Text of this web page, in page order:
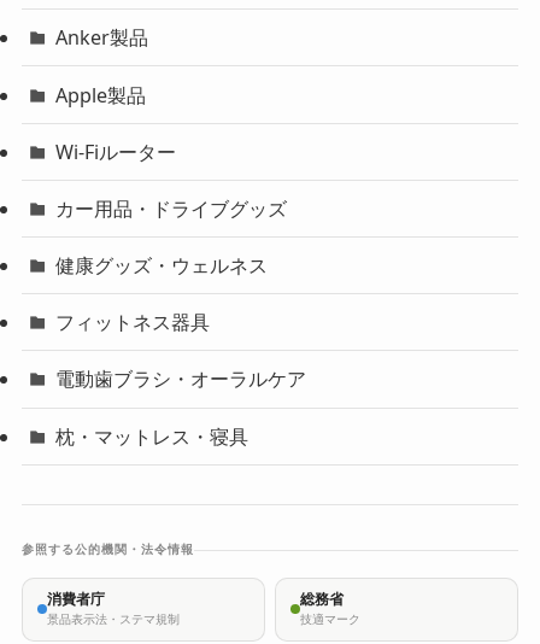
Anker製品
Apple製品
Wi-Fiルーター
カー用品・ドライブグッズ
健康グッズ・ウェルネス
フィットネス器具
電動歯ブラシ・オーラルケア
枕・マットレス・寝具
参照する公的機関・法令情報
消費者庁
景品表示法・ステマ規制
総務省
技適マーク